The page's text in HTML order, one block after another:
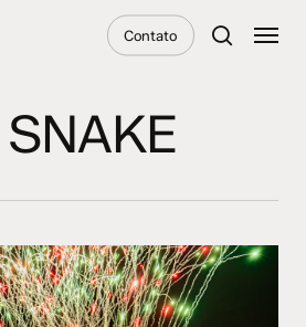
Contato
search
Menu
SNAKE